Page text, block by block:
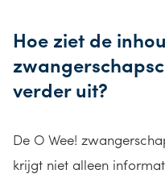
Hoe ziet de
verder uit?
De O Wee!
krijgt niet alleen